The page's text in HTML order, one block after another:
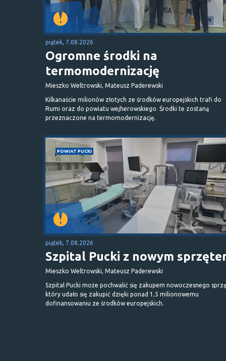
piątek, 7.08.2026
Ogromne środki na
termomodernizację
Mieszko Weltrowski, Mateusz Paderewski
Kilkanaście milionów złotych ze środków europejskich trafi do
Rumi oraz do powiatu wejherowskiego. Środki te zostaną
przeznaczone na termomodernizację.
POWIAT PUCKI
piątek, 7.08.2026
Szpital Pucki z nowym
Mieszko Weltrowski, Mateusz Paderewski
Szpital Pucki może pochwalić się zakupem nowoczesnego
który udało się zakupić dzięki ponad 1,5 milionowemu
dofinansowaniu ze środków europejskich.